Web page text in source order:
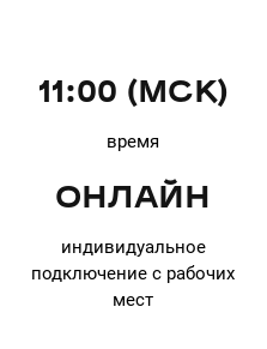
11:00 (МСК)
время
ОНЛАЙН
индивидуальное
подключение с рабочих
мест